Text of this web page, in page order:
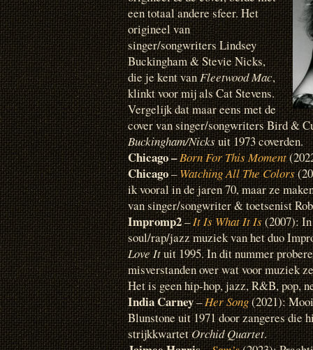
een totaal andere sfeer. Het
origineel van
singer/songwriters Lindsey
Buckingham & Stevie Nicks,
die je kent vanFleetwood Mac,
klinkt voor mij als Cat Stevens.
Vergelijk dat maar eens met de
cover van singer/songwriters Bird &
Buckingham/Nicksuit 1973 coverden.
Chicago –Born For This Moment
Chicago–Watching All The Colors
ik vooral in de jaren 70, maar ze
van singer/songwriter & toetsenist
Impromp2–It Is What It Is(2007): In
soul/rap/jazz muziek van het duo
Love Ituit 1995. In dit nummer
misverstanden over wat voor muziek
Het is geen hip-hop, jazz, R&B, pop,
India Carney–Her Song(2021):
Blunstone uit 1971 door zangeres die
strijkkwartetOrchid Quartet.